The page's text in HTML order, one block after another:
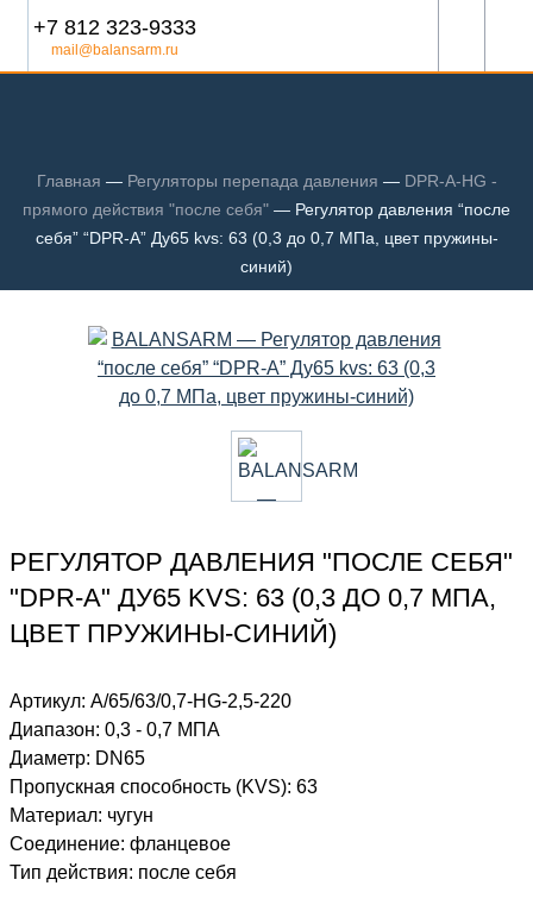
+7 812 323-9333
mail@balansarm.ru
Главная — Регуляторы перепада давления — DPR-A-HG -
прямого действия "после себя" — Регулятор давления “после
себя” “DPR-A” Ду65 kvs: 63 (0,3 до 0,7 МПа, цвет пружины-
синий)
РЕГУЛЯТОР ДАВЛЕНИЯ "ПОСЛЕ СЕБЯ"
"DPR-A" ДУ65 KVS: 63 (0,3 ДО 0,7 МПА,
ЦВЕТ ПРУЖИНЫ-СИНИЙ)
Артикул: A/65/63/0,7-HG-2,5-220
Диапазон: 0,3 - 0,7 МПА
Диаметр: DN65
Пропускная способность (KVS): 63
Материал: чугун
Соединение: фланцевое
Тип действия: после себя